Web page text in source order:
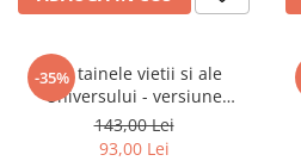
-35%
Din tainele vietii si ale
Universului - versiune
originala din 1939. Volumele I-
III.
143,00 Lei
93,00 Lei